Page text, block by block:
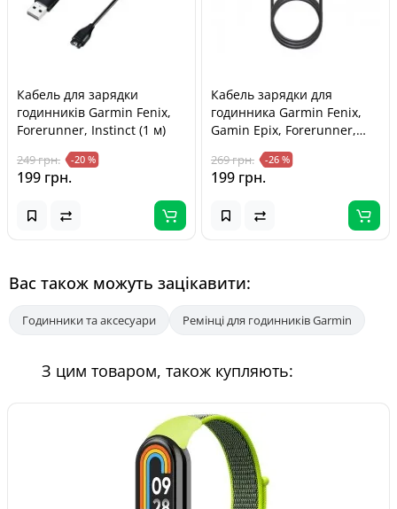
Кабель для зарядки
годинників Garmin Fenix,
Forerunner, Instinct (1 м)
249 грн. -20 %
199 грн.
Кабель зарядки для
годинника Garmin Fenix,
Gamin Epix, Forerunner,
Garmin Venu, кутовий
269 грн. -26 %
199 грн.
Вас також можуть зацікавити:
Годинники та аксесуари Ремінці для годинників Garmin
З цим товаром, також купляють: